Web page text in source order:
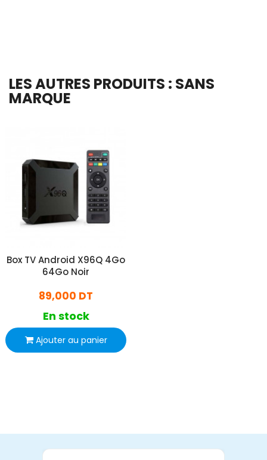
LES AUTRES PRODUITS : SANS
MARQUE
Box TV Android X96Q 4Go
64Go Noir
89,000 DT
En stock
Ajouter au panier